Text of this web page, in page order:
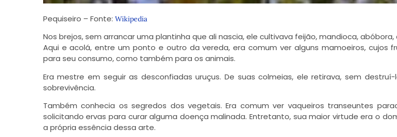
Pequiseiro – Fonte: Wikipedia
Nos brejos, sem arrancar uma plantinha que ali nascia, ele cultivava feijão, mandioca,
Aqui e acolá, entre um ponto e outro da vereda, era comum ver alguns mamoeiros, cujos
para seu consumo, como também para os animais.
Era mestre em seguir as desconfiadas uruçus. De suas colmeias, ele retirava, sem
sobrevivência.
Também conhecia os segredos dos vegetais. Era comum ver vaqueiros transeuntes
solicitando ervas para curar alguma doença malinada. Entretanto, sua maior virtude era o
a própria essência dessa arte.